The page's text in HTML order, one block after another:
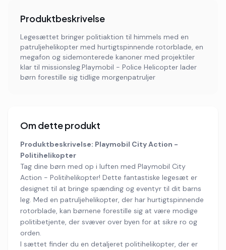
Produktbeskrivelse
Legesættet bringer politiaktion til himmels med en
patruljehelikopter med hurtigtspinnende rotorblade, en
megafon og sidemonterede kanoner med projektiler
klar til missionsleg.Playmobil - Police Helicopter lader
børn forestille sig tidlige morgenpatruljer
Om dette produkt
Produktbeskrivelse: Playmobil City Action -
Politihelikopter
Tag dine børn med op i luften med Playmobil City
Action - Politihelikopter! Dette fantastiske legesæt er
designet til at bringe spænding og eventyr til dit barns
leg. Med en patruljehelikopter, der har hurtigtspinnende
rotorblade, kan børnene forestille sig at være modige
politibetjente, der svæver over byen for at sikre ro og
orden.
I sættet finder du en detaljeret politihelikopter, der er